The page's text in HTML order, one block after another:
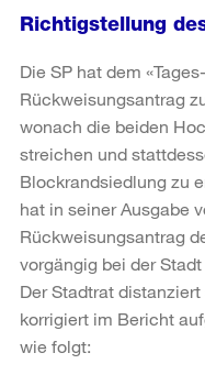
Richtigstellung
Die SP hat dem
Rückweisungsantrag
wonach die beiden
streichen und
Blockrandsiedlung zu
hat in seiner Ausgabe
Rückweisungsantrag
vorgängig bei der
Der Stadtrat
korrigiert im Bericht
wie folgt: